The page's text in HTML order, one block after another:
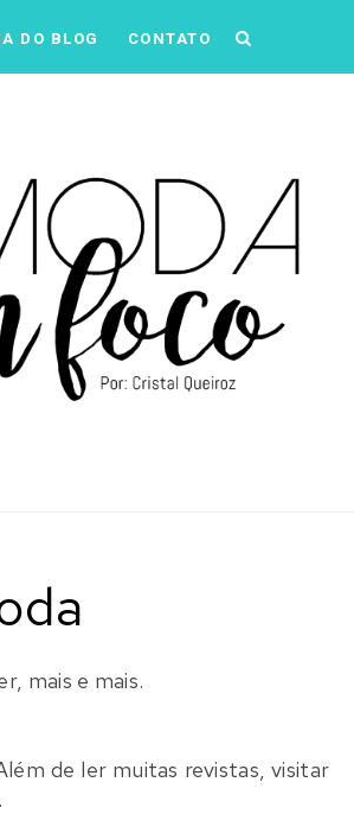
DO BLOG CONTATO
mais e mais.
de ler muitas revistas, visitar